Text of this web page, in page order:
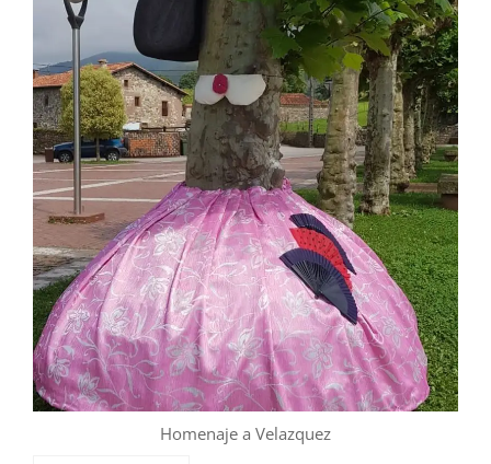
Homenaje a Velazquez